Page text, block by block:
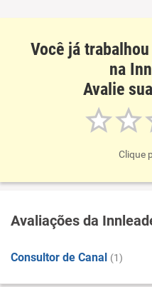
Você já
na
Avalie
Clique
Avaliações da
Consultor de Canal (1)